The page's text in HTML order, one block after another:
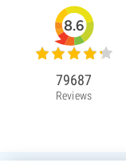
8.6
79687
Reviews